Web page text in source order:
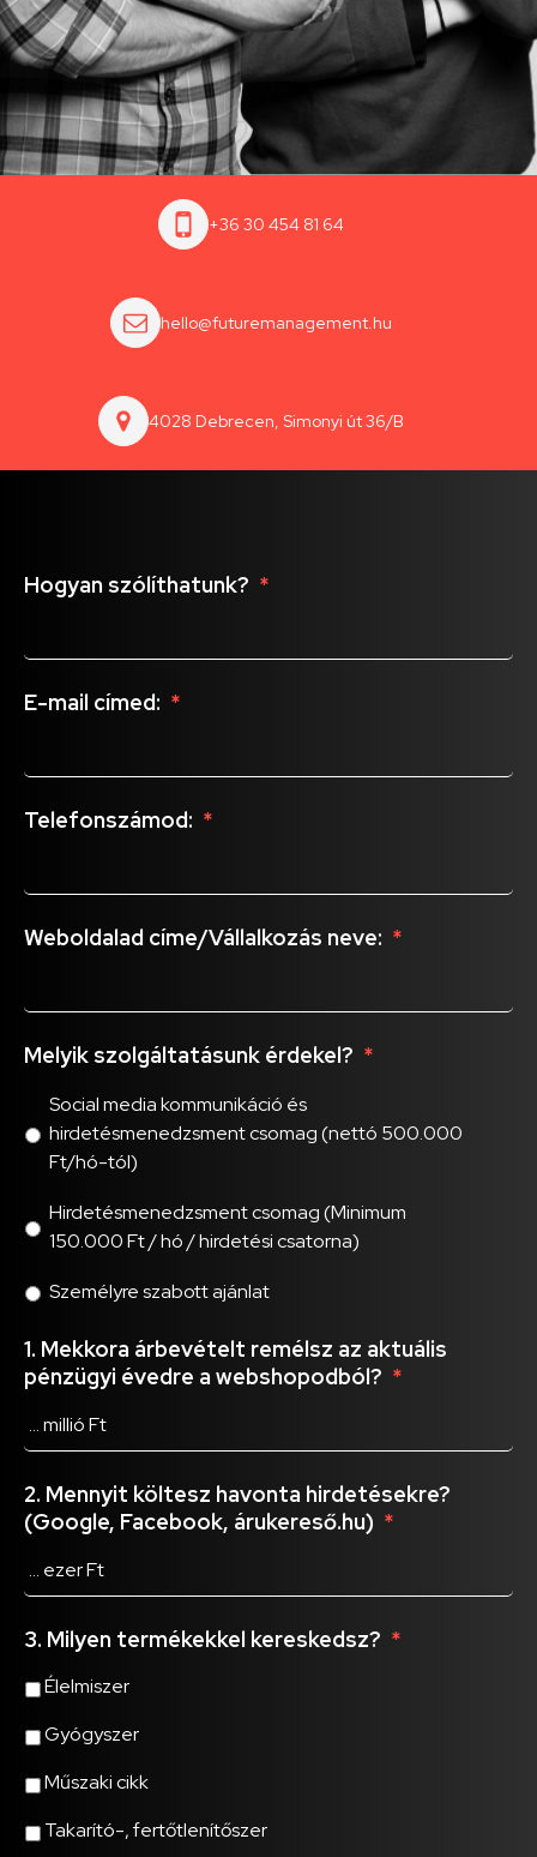
+36 30 454 81 64
hello@futuremanagement.hu
4028 Debrecen, Simonyi út 36/B
Hogyan szólíthatunk? *
E-mail címed: *
Telefonszámod: *
Weboldalad címe/Vállalkozás neve: *
Melyik szolgáltatásunk érdekel? *
Social media kommunikáció és
hirdetésmenedzsment csomag (nettó 500.000
Ft/hó-tól)
Hirdetésmenedzsment csomag (Minimum
150.000 Ft / hó / hirdetési csatorna)
Személyre szabott ajánlat
1. Mekkora árbevételt remélsz az aktuális
pénzügyi évedre a webshopodból? *
2. Mennyit költesz havonta hirdetésekre?
(Google, Facebook, árukereső.hu) *
3. Milyen termékekkel kereskedsz? *
Élelmiszer
Gyógyszer
Műszaki cikk
Takarító-, fertőtlenítőszer